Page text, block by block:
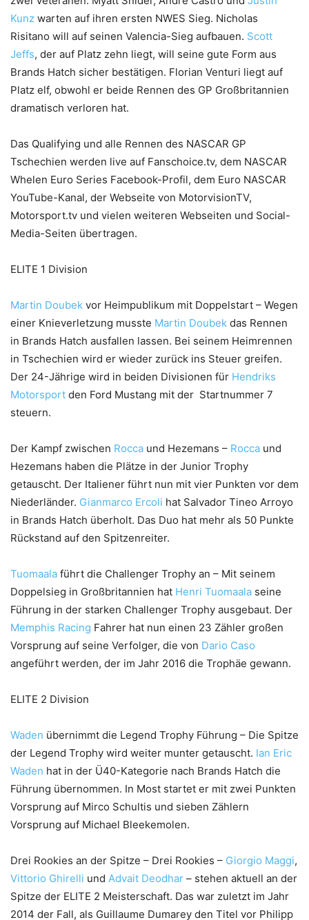
Kunz warten auf ihren ersten NWES Sieg. Nicholas
Risitano will auf seinen Valencia-Sieg aufbauen. Scott
Jeffs, der auf Platz zehn liegt, will seine gute Form aus
Brands Hatch sicher bestätigen. Florian Venturi liegt auf
Platz elf, obwohl er beide Rennen des GP Großbritannien
dramatisch verloren hat.
Das Qualifying und alle Rennen des NASCAR GP
Tschechien werden live auf Fanschoice.tv, dem NASCAR
Whelen Euro Series Facebook-Profil, dem Euro NASCAR
YouTube-Kanal, der Webseite von MotorvisionTV,
Motorsport.tv und vielen weiteren Webseiten und Social-
Media-Seiten übertragen.
ELITE 1 Division
Martin Doubek vor Heimpublikum mit Doppelstart – Wegen
einer Knieverletzung musste Martin Doubek das Rennen
in Brands Hatch ausfallen lassen. Bei seinem Heimrennen
in Tschechien wird er wieder zurück ins Steuer greifen.
Der 24-Jährige wird in beiden Divisionen für Hendriks
Motorsport den Ford Mustang mit der Startnummer 7
steuern.
Der Kampf zwischen Rocca und Hezemans – Rocca und
Hezemans haben die Plätze in der Junior Trophy
getauscht. Der Italiener führt nun mit vier Punkten vor dem
Niederländer. Gianmarco Ercoli hat Salvador Tineo Arroyo
in Brands Hatch überholt. Das Duo hat mehr als 50 Punkte
Rückstand auf den Spitzenreiter.
Tuomaala führt die Challenger Trophy an – Mit seinem
Doppelsieg in Großbritannien hat Henri Tuomaala seine
Führung in der starken Challenger Trophy ausgebaut. Der
Memphis Racing Fahrer hat nun einen 23 Zähler großen
Vorsprung auf seine Verfolger, die von Dario Caso
angeführt werden, der im Jahr 2016 die Trophäe gewann.
ELITE 2 Division
Waden übernimmt die Legend Trophy Führung – Die Spitze
der Legend Trophy wird weiter munter getauscht. Ian Eric
Waden hat in der Ü40-Kategorie nach Brands Hatch die
Führung übernommen. In Most startet er mit zwei Punkten
Vorsprung auf Mirco Schultis und sieben Zählern
Vorsprung auf Michael Bleekemolen.
Drei Rookies an der Spitze – Drei Rookies – Giorgio Maggi,
Vittorio Ghirelli und Advait Deodhar – stehen aktuell an der
Spitze der ELITE 2 Meisterschaft. Das war zuletzt im Jahr
2014 der Fall, als Guillaume Dumarey den Titel vor Philipp